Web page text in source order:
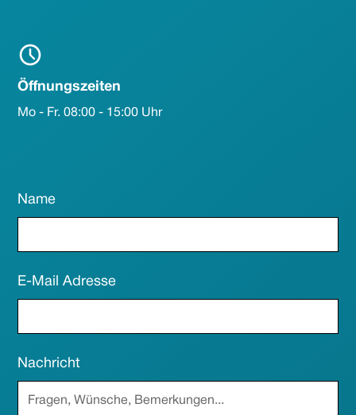
Name
E-Mail Adresse
Nachricht
Öffnungszeiten
Mo - Fr. 08:00 - 15:00 Uhr